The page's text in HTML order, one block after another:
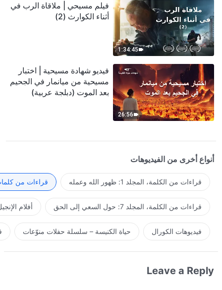
1:34:45
فيلم مسيحي | ملاقاة الرب في
أثناء الكوارث (2)
26:56
فيديو شهادة مسيحية | اختبار
مسيحية من ميانمار في الجحيم
بعد الموت (دبلجة عربية)
أنواع أخرى من الفيديوهات
قراءات من الكلمة، المجلد 1: ظهور الله وعمله قراءات من
قراءات من الكلمة، المجلد 7: حول السعي إلى الحق أفلام
فيديوهات الكورال حياة الكنيسة – سلسلة حفلات منوّعات
Leave a Reply